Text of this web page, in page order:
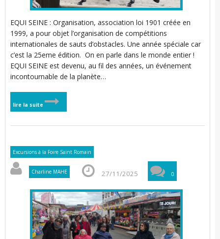
EQUI SEINE : Organisation, association loi 1901 créée en
1999, a pour objet l’organisation de compétitions
internationales de sauts d’obstacles. Une année spéciale car
c’est la 25eme édition. On en parle dans le monde entier !
EQUI SEINE est devenu, au fil des années, un événement
incontournable de la planète…
lire la suite
Excursions à la Foire Saint Romain
Charline MAHE 27/11/2025 0